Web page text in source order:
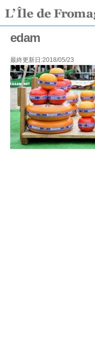
edam
最終更新日:2018/05/23